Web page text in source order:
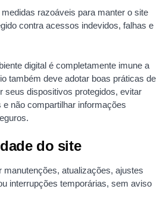
razoáveis para manter o site
contra acessos indevidos, falhas e
digital é completamente imune a
também deve adotar boas práticas de
seus dispositivos protegidos, evitar
não compartilhar informações
do site
manutenções, atualizações, ajustes
interrupções temporárias, sem aviso